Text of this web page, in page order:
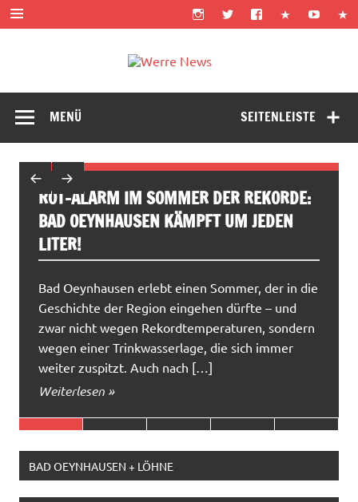
Zum
Inhalt
springen
SEITENLEISTE
MENÜ
ROT-ALARM IM SOMMER DER REKORDE:
BAD OEYNHAUSEN KÄMPFT UM JEDEN
LITER!
Bad Oeynhausen erlebt einen Sommer, der in die
Geschichte der Region eingehen dürfte – und
zwar nicht wegen Rekordtemperaturen, sondern
wegen einer Trinkwasserlage, die sich immer
weiter zuspitzt. Auch nach […]
Weiterlesen »
BAD OEYNHAUSEN + LÖHNE